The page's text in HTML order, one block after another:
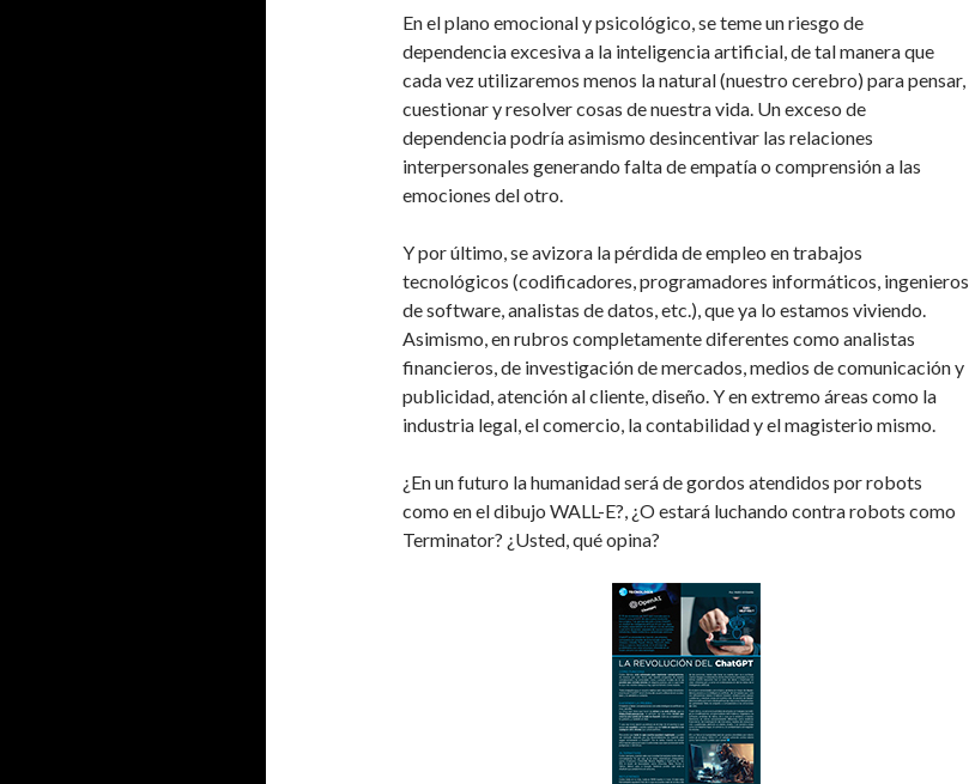
En el plano emocional y psicológico, se teme un riesgo de
dependencia excesiva a la inteligencia artificial, de tal manera que
cada vez utilizaremos menos la natural (nuestro cerebro) para pensar,
cuestionar y resolver cosas de nuestra vida. Un exceso de
dependencia podría asimismo desincentivar las relaciones
interpersonales generando falta de empatía o comprensión a las
emociones del otro.
Y por último, se avizora la pérdida de empleo en trabajos
tecnológicos (codificadores, programadores informáticos, ingenieros
de software, analistas de datos, etc.), que ya lo estamos viviendo.
Asimismo, en rubros completamente diferentes como analistas
financieros, de investigación de mercados, medios de comunicación y
publicidad, atención al cliente, diseño. Y en extremo áreas como la
industria legal, el comercio, la contabilidad y el magisterio mismo.
¿En un futuro la humanidad será de gordos atendidos por robots
como en el dibujo WALL-E?, ¿O estará luchando contra robots como
Terminator? ¿Usted, qué opina?